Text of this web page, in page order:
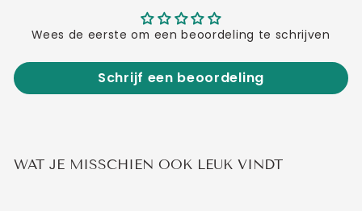
Wees de eerste om een beoordeling te schrijven
Schrijf een beoordeling
WAT JE MISSCHIEN OOK LEUK VINDT